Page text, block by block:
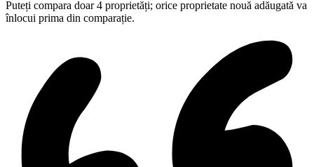
Puteți compara doar 4 proprietăți; orice proprietate nouă adăugată va
înlocui prima din comparație.